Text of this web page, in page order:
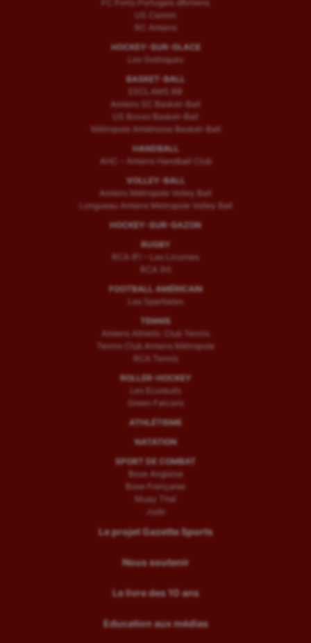
FC Porto Portugais d’Amiens
US Camon
RC Amiens
HOCKEY-SUR-GLACE
Les Gothiques
BASKET-BALL
ESCLAMS BB
Amiens SC Basket-Ball
US Boves Basket-Ball
Métropole Amiénoise Basket-Ball
HANDBALL
AHC – Amiens Handball Club
VOLLEY-BALL
Amiens Métropole Volley Ball
Longueau Amiens Metropole Volley Ball
HOCKEY-SUR-GAZON
RUGBY
RCA (F) – Les Licornes
RCA (H)
FOOTBALL AMÉRICAIN
Les Spartiates
TENNIS
Amiens Athletic Club Tennis
Tennis Club Amiens Métropole
RCA Tennis
ROLLER-HOCKEY
Les Ecureuils
Green Falcons
ATHLÉTISME
NATATION
SPORT DE COMBAT
Boxe Anglaise
Boxe Française
Muay Thaï
Judo
Le projet Gazette Sports
Nous soutenir
Le livre des 10 ans
Education aux médias